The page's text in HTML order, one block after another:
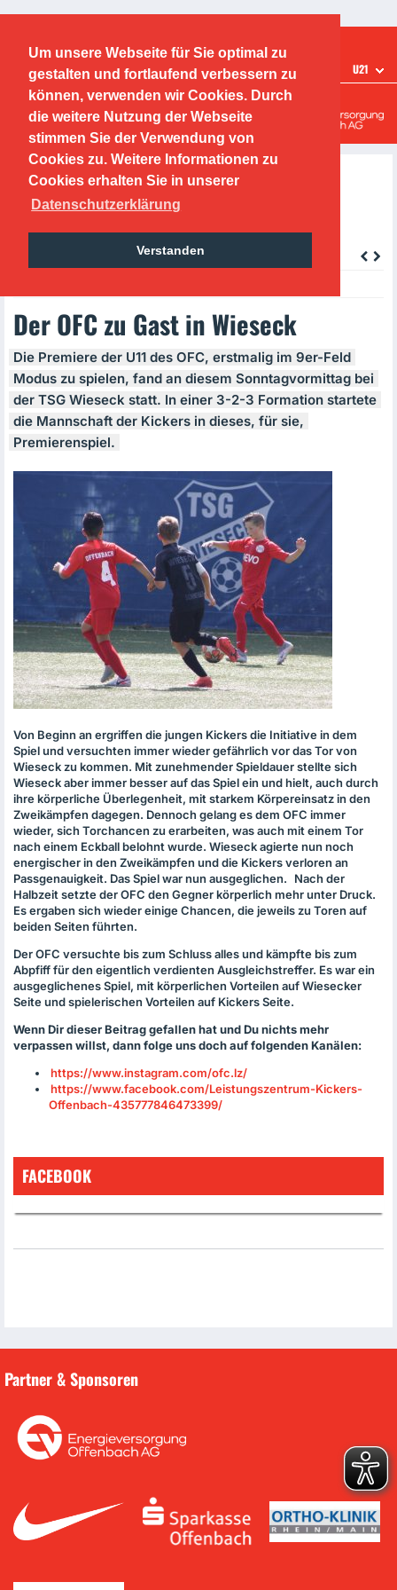
Um unsere Webseite für Sie optimal zu
gestalten und fortlaufend verbessern zu
können, verwenden wir Cookies. Durch
die weitere Nutzung der Webseite
stimmen Sie der Verwendung von
Cookies zu. Weitere Informationen zu
Cookies erhalten Sie in unserer
Datenschutzerklärung
Verstanden
TEAMS U21
Offenbacher Kickers
Leistungszentrum
Der OFC zu Gast in Wieseck
Die Premiere der U11 des OFC, erstmalig im 9er-Feld
Modus zu spielen, fand an diesem Sonntagvormittag bei
der TSG Wieseck statt. In einer 3-2-3 Formation startete
die Mannschaft der Kickers in dieses, für sie,
Premierenspiel.
Von Beginn an ergriffen die jungen Kickers die Initiative in dem
Spiel und versuchten immer wieder gefährlich vor das Tor von
Wieseck zu kommen. Mit zunehmender Spieldauer stellte sich
Wieseck aber immer besser auf das Spiel ein und hielt, auch durch
ihre körperliche Überlegenheit, mit starkem Körpereinsatz in den
Zweikämpfen dagegen. Dennoch gelang es dem OFC immer
wieder, sich Torchancen zu erarbeiten, was auch mit einem Tor
nach einem Eckball belohnt wurde. Wieseck agierte nun noch
energischer in den Zweikämpfen und die Kickers verloren an
Passgenauigkeit. Das Spiel war nun ausgeglichen. Nach der
Halbzeit setzte derOFC den Gegner körperlich mehr unter Druck.
Es ergaben sich wieder einige Chancen, die jeweils zu Toren auf
beiden Seiten führten.
DerOFC versuchte bis zum Schluss alles und kämpfte bis zum
Abpfiff für den eigentlich verdienten Ausgleichstreffer. Es war ein
ausgeglichenes Spiel, mit körperlichen Vorteilen auf Wiesecker
Seite und spielerischen Vorteilen auf Kickers Seite.
Wenn Dir dieser Beitrag gefallen hat und Du nichts mehr
verpassen willst, dann folge uns doch auf folgenden Kanälen:
https://www.instagram.com/ofc.lz/
https://www.facebook.com/Leistungszentrum-Kickers-
Offenbach-435777846473399/
FACEBOOK
Partner & Sponsoren